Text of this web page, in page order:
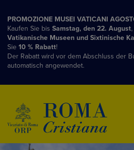
PROMOZIONE MUSEI VATICANI
Kaufen Sie bis Samstag, den 22. August
Vatikanische Museen und Sixtinische
Sie 10 % Rabatt!
Der Rabatt wird vor dem Abschluss der
automatisch angewendet.